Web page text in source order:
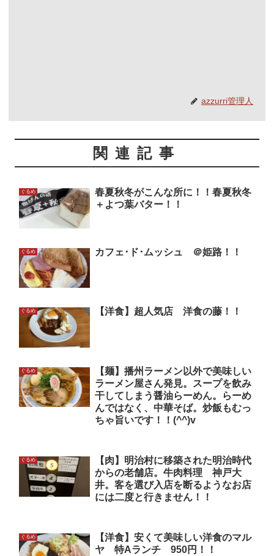
azzurri管理人
関連記事
ぐるめ
春夏秋冬がこんな所に！！春夏秋冬
＋よつ葉バター！！
ぐるめ カフェ･ド･ムッシュ ＠姫路！！
ぐるめ 【洋食】超人気店 洋食の藤！！
ぐるめ
【麺】播州ラーメン以外で美味しい
ラーメン屋さん発見。スープを飲み
干してしまう醤油らーめん。らーめ
んではなく、中華そば。炒飯もむっ
ちゃ旨いです！！(^^)v
ぐるめ
【肉】明治村に移築された明治時代
からの老舗店。牛肉料理 神戸大
井。客を選び入店を断るようなお店
には二度と行きません！！
ぐるめ
【洋食】安くて美味しい洋食のマル
ヤ 特Aランチ 950円！！